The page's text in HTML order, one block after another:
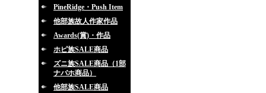
PineRidge・Push Item
他部族故人作家作品
Awards(賞)・作品
ホピ族SALE商品
ズニ族SALE商品（1部
ナバホ商品）
他部族SALE商品